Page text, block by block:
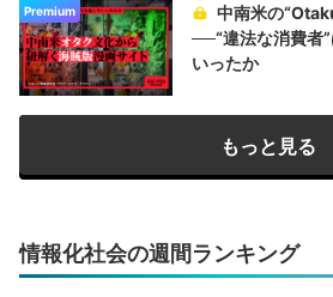
Premium
中南米の
──“違法な消費者
いったか
もっと見る
情報化社会の週間ランキング